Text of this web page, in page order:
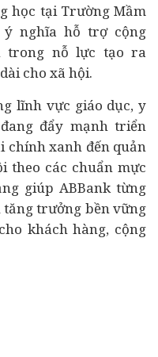
học tại Trường Mầm
ý nghĩa hỗ trợ cộng
trong nỗ lực tạo ra
cho xã hội.
lĩnh vực giáo dục, y
đẩy mạnh triển
chính xanh đến quản
theo các chuẩn mực
giúp ABBank từng
trưởng bền vững
khách hàng, cộng